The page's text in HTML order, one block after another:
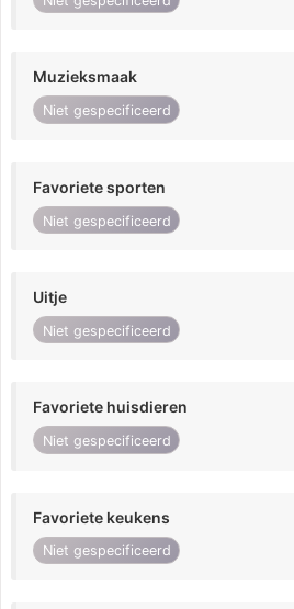
Muzieksmaak
Niet gespecificeerd
Favoriete sporten
Niet gespecificeerd
Uitje
Niet gespecificeerd
Favoriete huisdieren
Niet gespecificeerd
Favoriete keukens
Niet gespecificeerd